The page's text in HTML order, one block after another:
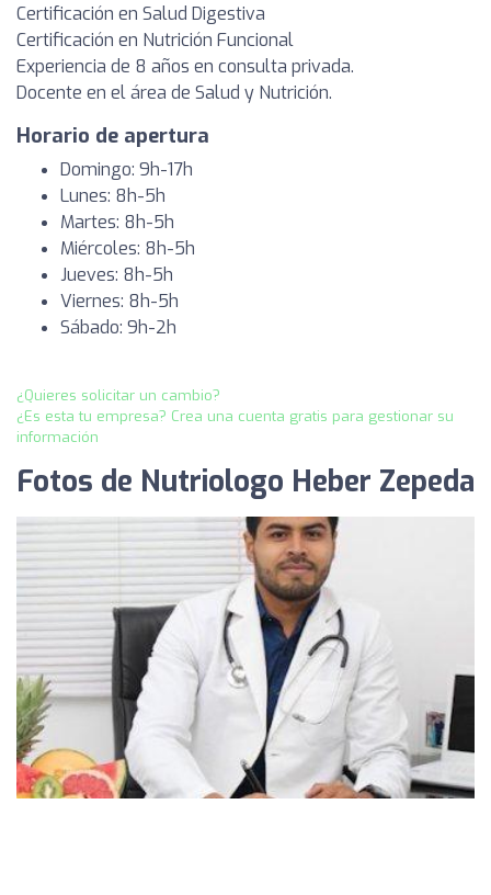
Certificación en Salud Digestiva
Certificación en Nutrición Funcional
Experiencia de 8 años en consulta privada.
Docente en el área de Salud y Nutrición.
Horario de apertura
Domingo: 9h-17h
Lunes: 8h-5h
Martes: 8h-5h
Miércoles: 8h-5h
Jueves: 8h-5h
Viernes: 8h-5h
Sábado: 9h-2h
¿Quieres solicitar un cambio?
¿Es esta tu empresa? Crea una cuenta gratis para gestionar su
información
Fotos de Nutriologo Heber Zepeda